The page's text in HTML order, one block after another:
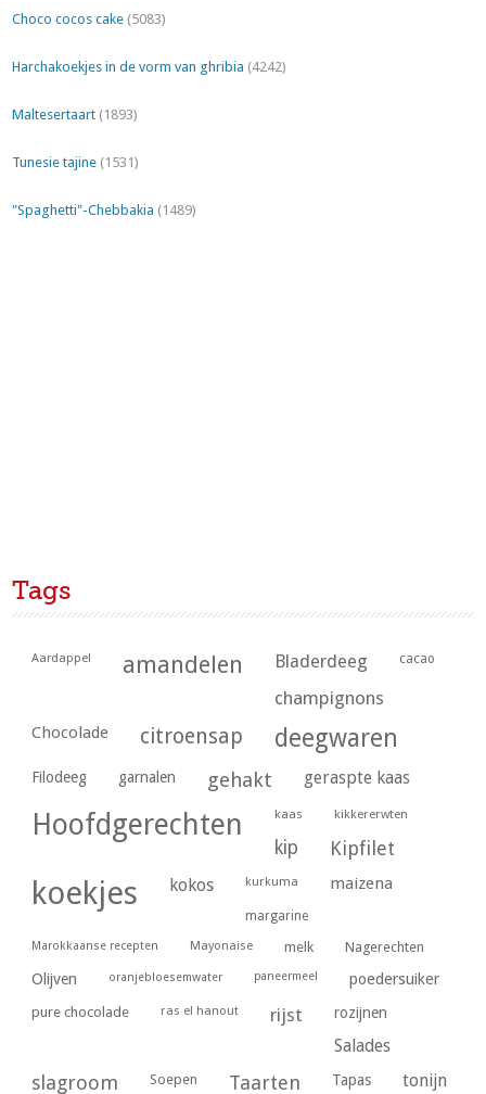
Choco cocos cake (5083)
Harchakoekjes in de vorm van ghribia (4242)
Maltesertaart (1893)
Tunesie tajine (1531)
"Spaghetti"-Chebbakia (1489)
Tags
Aardappel amandelen Bladerdeeg cacao
champignons
Chocolade citroensap deegwaren
Filodeeg garnalen gehakt geraspte kaas
Hoofdgerechten kaas kikkererwten
kip Kipfilet
koekjes kokos kurkuma maizena
margarine
Marokkaanse recepten Mayonaise melk Nagerechten
Olijven oranjebloesemwater paneermeel poedersuiker
pure chocolade ras el hanout rijst rozijnen
Salades
slagroom Soepen Taarten Tapas tonijn